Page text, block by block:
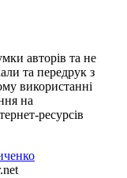
авторів та не
та передрук з
використанні
на
ресурсів